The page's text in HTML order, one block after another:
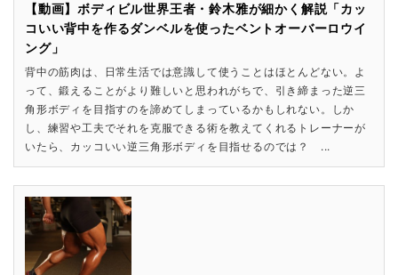
【動画】ボディビル世界王者・鈴木雅が細かく解説「カッ
コいい背中を作るダンベルを使ったベントオーバーロウイ
ング」
背中の筋肉は、日常生活では意識して使うことはほとんどない。よ
って、鍛えることがより難しいと思われがちで、引き締まった逆三
角形ボディを目指すのを諦めてしまっているかもしれない。しか
し、練習や工夫でそれを克服できる術を教えてくれるトレーナーが
いたら、カッコいい逆三角形ボディを目指せるのでは？ ...